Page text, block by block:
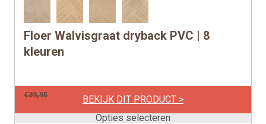
Floer Walvisgraat dryback PVC | 8
kleuren
€39,95
BEKIJK DIT PRODUCT >
Opties selecteren
Dit
product
variaties.
Deze